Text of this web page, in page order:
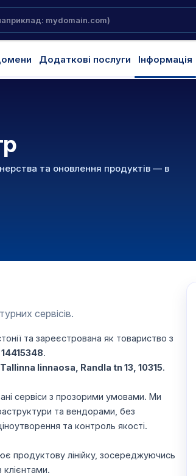
Додаткові послуги Інформація
та оновлення продуктів — в
сервісів.
та зареєстрована як товариство з
14415348.
linnaosa, Randla tn 13, 10315.
сервіси з прозорими умовами. Ми
та вендорами, без
та контроль якості.
продуктову лінійку, зосереджуючись
клієнтами.